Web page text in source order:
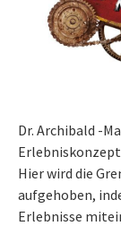
Dr. Archibald -
Hier wird die
aufgehoben,
Erlebnisse